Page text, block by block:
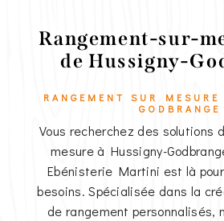
Rangement-sur-
de Hussigny-
RANGEMENT SUR
GODBRANGE
Vous recherchez des solutions
mesure à Hussigny-
Ebénisterie Martini est là
besoins. Spécialisée dans la
de rangement personnalisés,